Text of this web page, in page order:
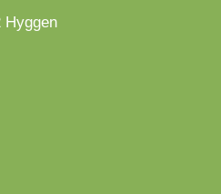
Hyggen